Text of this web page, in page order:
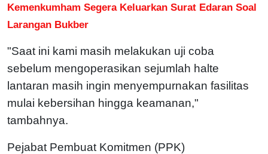
Kemenkumham Segera Keluarkan Surat Edaran Soal
Larangan Bukber
"Saat ini kami masih melakukan uji coba
sebelum mengoperasikan sejumlah halte
lantaran masih ingin menyempurnakan fasilitas
mulai kebersihan hingga keamanan,"
tambahnya.
Pejabat Pembuat Komitmen (PPK)